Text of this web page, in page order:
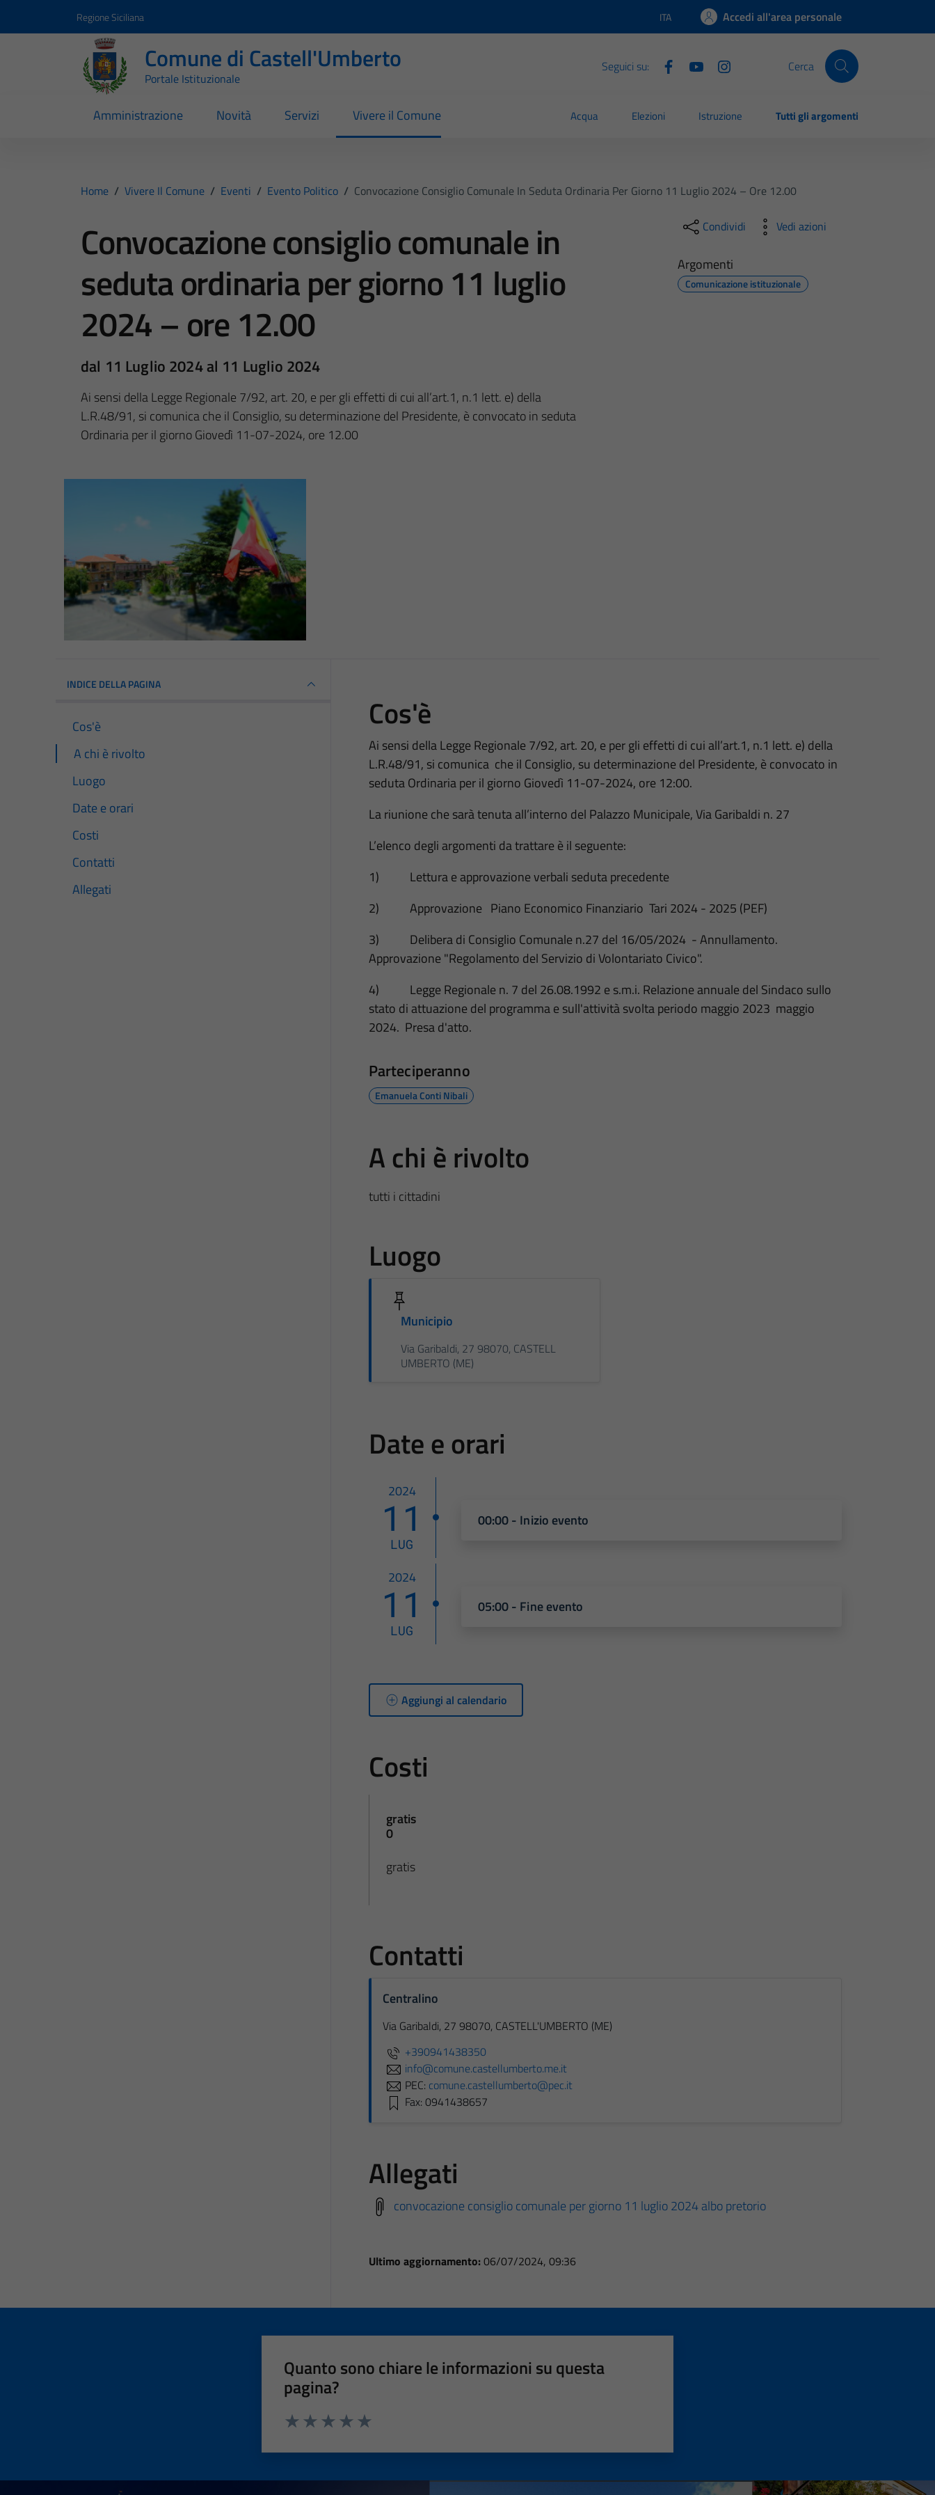
Regione Siciliana Lingua attiva:
ITA Accedi all'area personale
Comune di Castell'Umberto
Portale Istituzionale
Seguici su: Cerca
Amministrazione Novità Servizi Vivere il Comune Acqua Elezioni Istruzione Tutti gli argomenti
Home / Vivere Il Comune / Eventi / Evento Politico / Convocazione Consiglio Comunale In Seduta Ordinaria Per Giorno 11 Luglio 2024 – Ore 12.00
Convocazione consiglio comunale in
seduta ordinaria per giorno 11 luglio
2024 – ore 12.00
dal 11 Luglio 2024 al 11 Luglio 2024
Ai sensi della Legge Regionale 7/92, art. 20, e per gli effetti di cui all’art.1, n.1 lett. e) della
L.R.48/91, si comunica che il Consiglio, su determinazione del Presidente, è convocato in seduta
Ordinaria per il giorno Giovedì 11-07-2024, ore 12.00
Condividi Vedi azioni
Argomenti
Comunicazione istituzionale
INDICE DELLA PAGINA
Cos'è
A chi è rivolto
Luogo
Date e orari
Costi
Contatti
Allegati
Cos'è
Ai sensi della Legge Regionale 7/92, art. 20, e per gli effetti di cui all’art.1, n.1 lett. e) della
L.R.48/91, si comunica che il Consiglio, su determinazione del Presidente, è convocato in
seduta Ordinaria per il giorno Giovedì 11-07-2024, ore 12:00.
La riunione che sarà tenuta all’interno del Palazzo Municipale, Via Garibaldi n. 27
L’elenco degli argomenti da trattare è il seguente:
1) Lettura e approvazione verbali seduta precedente
2) Approvazione Piano Economico Finanziario Tari 2024 - 2025 (PEF)
3) Delibera di Consiglio Comunale n.27 del 16/05/2024 - Annullamento.
Approvazione "Regolamento del Servizio di Volontariato Civico".
4) Legge Regionale n. 7 del 26.08.1992 e s.m.i. Relazione annuale del Sindaco sullo
stato di attuazione del programma e sull'attività svolta periodo maggio 2023 maggio
2024. Presa d'atto.
Parteciperanno
Emanuela Conti Nibali
A chi è rivolto
tutti i cittadini
Luogo
Municipio
Via Garibaldi, 27 98070, CASTELL
UMBERTO (ME)
Date e orari
2024
11
LUG
00:00 - Inizio evento
2024
11
LUG
05:00 - Fine evento
Aggiungi al calendario
Costi
gratis
0
gratis
Contatti
Centralino
Via Garibaldi, 27 98070, CASTELL'UMBERTO (ME)
+390941438350
info@comune.castellumberto.me.it
PEC: comune.castellumberto@pec.it
Fax: 0941438657
Allegati
convocazione consiglio comunale per giorno 11 luglio 2024 albo pretorio
Ultimo aggiornamento: 06/07/2024, 09:36
Quanto sono chiare le informazioni su questa
pagina?